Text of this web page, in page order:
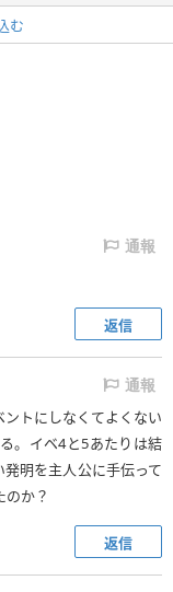
む
通報
返信
通報
トにしなくてよくない
。イベ4と5あたりは結
明を主人公に手伝って
か？
返信